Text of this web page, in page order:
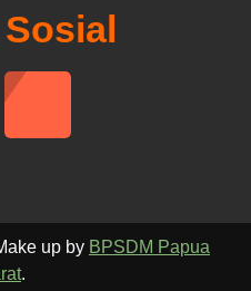
up by BPSDM Papua
.